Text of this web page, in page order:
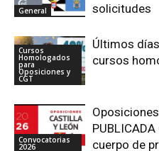
General
solicitudes
Cursos
Homologados
para
Oposiciones y
CGT
Últimos
cursos
Convocatorias
2026
cuerpo de